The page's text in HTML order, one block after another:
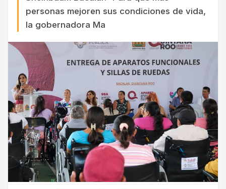
personas mejoren sus condiciones de vida,
la gobernadora Ma